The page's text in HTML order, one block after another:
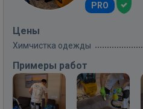
PRO
Цены
Химчистка одежды
Примеры работ